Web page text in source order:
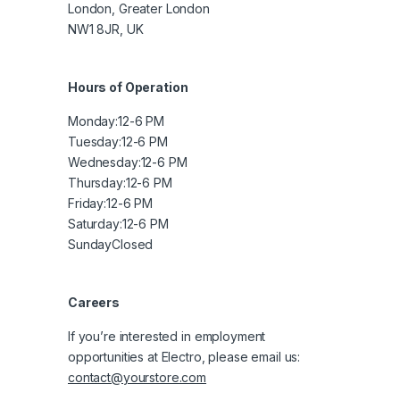
London, Greater London
NW1 8JR, UK
Hours of Operation
Monday:12-6 PM
Tuesday:12-6 PM
Wednesday:12-6 PM
Thursday:12-6 PM
Friday:12-6 PM
Saturday:12-6 PM
SundayClosed
Careers
If you’re interested in employment
opportunities at Electro, please email us:
contact@yourstore.com